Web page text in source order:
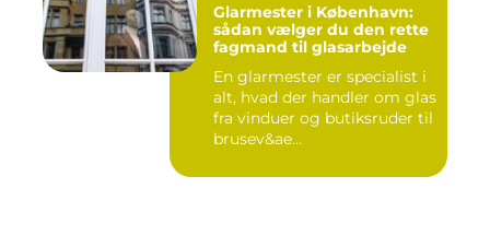
Glarmester i København:
sådan vælger du den rette
fagmand til glasarbejde
En glarmester er specialist i
alt, hvad der handler om glas
fra vinduer og butiksruder til
brusev&ae...